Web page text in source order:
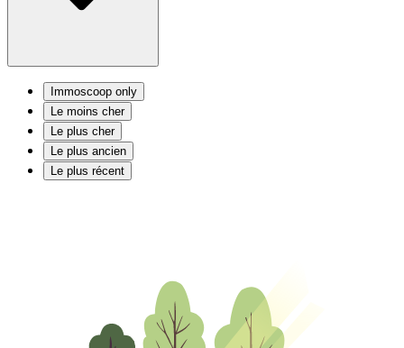
Immoscoop only
Le moins cher
Le plus cher
Le plus ancien
Le plus récent